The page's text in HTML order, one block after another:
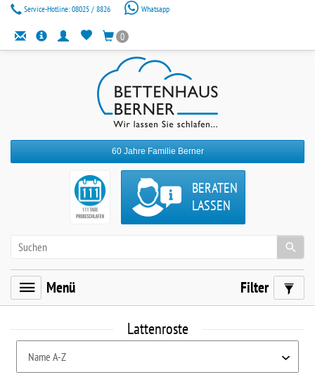
Service-Hotline: 08025 / 8826 Whatsapp
0
60 Jahre Familie Berner
BERATEN
LASSEN
Menü Filter
Lattenroste